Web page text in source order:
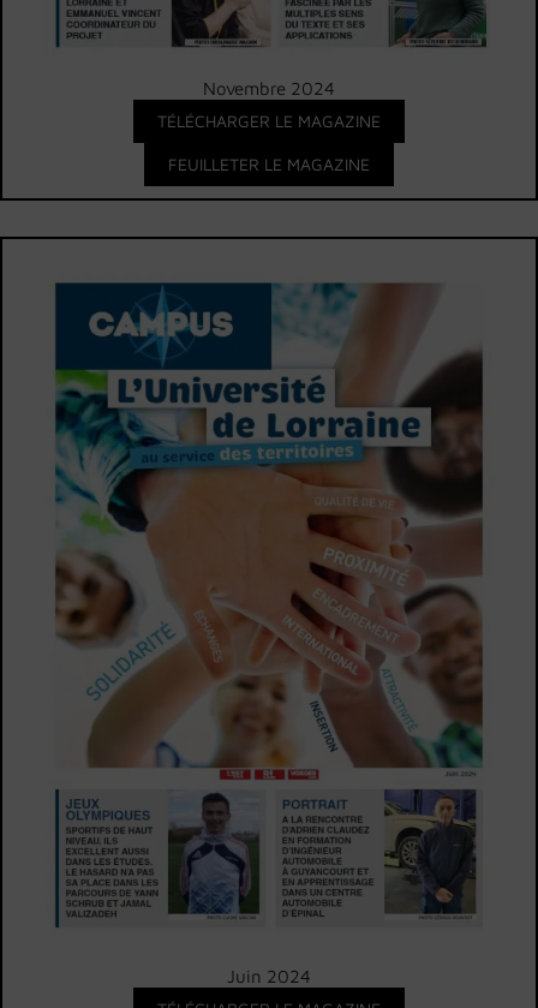
Novembre 2024
TÉLÉCHARGER LE MAGAZINE
FEUILLETER LE MAGAZINE
Juin 2024